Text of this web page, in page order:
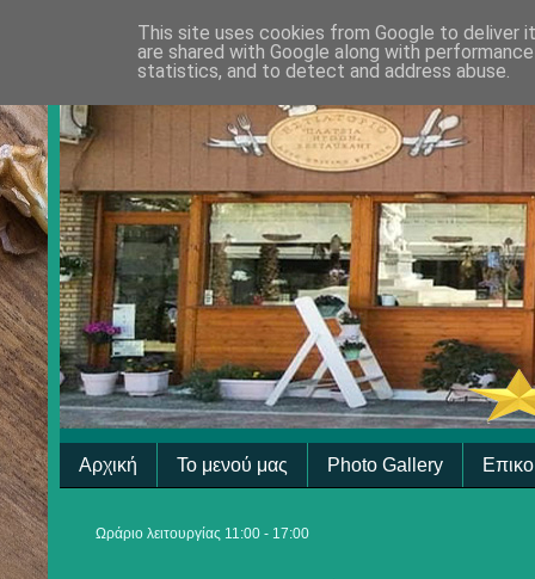
Αρχική Το μενού μας Photo Gallery
Ωράριο λειτουργίας 11:00 - 17:00
This site uses cookies from Google to deliver
are shared with Google along with
statistics, and to detect and address abuse.